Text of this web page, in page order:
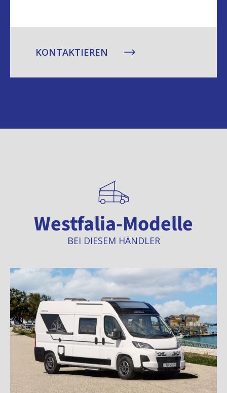
KONTAKTIEREN
Westfalia-Modelle
BEI DIESEM HÄNDLER